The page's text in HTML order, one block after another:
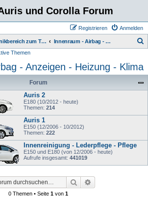
und Corolla Forum
Anmelden
Registrieren
Technikbereich zum Toyota Auris Innenraum - Airbag - Anzeigen - Heizung - Klima
h
Themen
- Anzeigen - Heizung - Klima
Forum
Auris 2
E180 (10/2012 - heute)
Themen: 214
Auris 1
E150 (12/2006 - 10/2012)
Themen: 222
Innenreinigung - Lederpflege - Pflege
E150 und E180 (von 12/2006 - heute)
Aufrufe insgesamt: 441019
Suche
0 Themen • Seite 1 von 1